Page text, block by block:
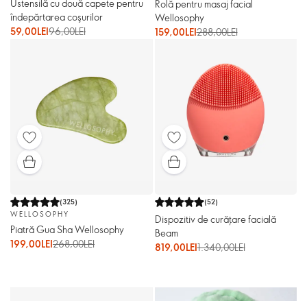
Ustensilă cu două capete pentru
îndepărtarea coşurilor
59,00LEI96,00LEI
Rolă pentru masaj facial
Wellosophy
159,00LEI288,00LEI
(325)
WELLOSOPHY
Piatră Gua Sha Wellosophy
199,00LEI268,00LEI
(52)
Dispozitiv de curăţare facială
Beam
819,00LEI1.340,00LEI